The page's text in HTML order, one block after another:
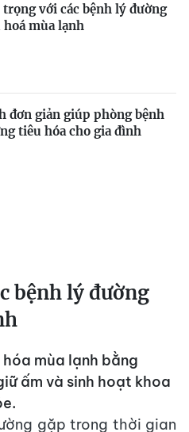
trọng với các bệnh lý đường
hoá mùa lạnh
đơn giản giúp phòng bệnh
tiêu hóa cho gia đình
bệnh lý đường
mùa lạnh bằng
ấm và sinh hoạt khoa
gặp trong thời gian